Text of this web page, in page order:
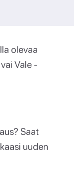
olevaa
Vale -
Saat
uuden